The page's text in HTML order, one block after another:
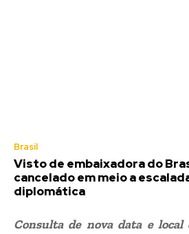
Brasil
Visto de embaixadora do
cancelado em meio a
diplomática
Consulta de nova data e local